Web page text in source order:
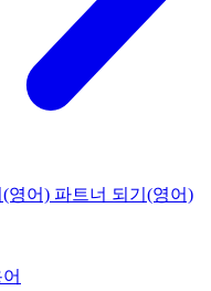
영어) 파트너 되기(영어)